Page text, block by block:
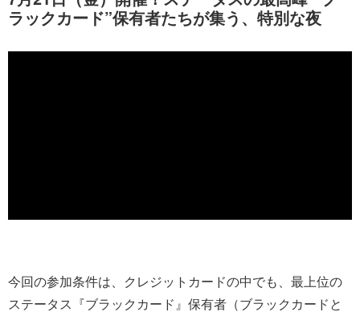
ラックカード”保有者たちが集う、特別な夜
今回の参加条件は、クレジットカードの中でも、最上位の
ステータス『ブラックカード』保有者（ブラックカードと